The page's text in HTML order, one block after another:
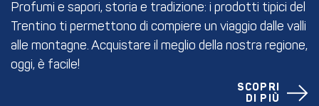
Profumi e sapori, storia e tradizione: i prodotti tipici del
Trentino ti permettono di compiere un viaggio dalle valli
alle montagne. Acquistare il meglio della nostra regione,
oggi, è facile!
SCOPRI
DI PIÙ